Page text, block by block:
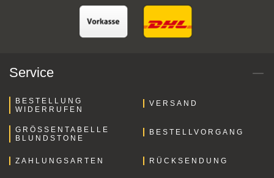
Service
BESTELLUNG
WIDERRUFEN
VERSAND
GRÖSSENTABELLE B
LUNDSTONE
BESTELLVORGANG
ZAHLUNGSARTEN RÜCKSENDUNG